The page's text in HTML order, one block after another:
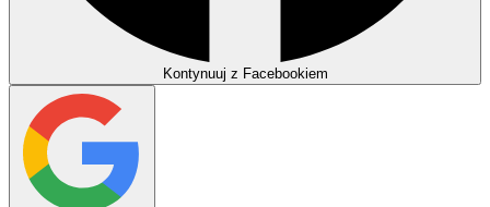
Kontynuuj z Facebookiem